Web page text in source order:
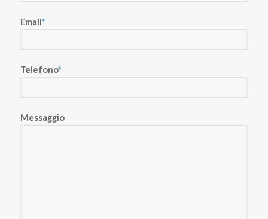
Email*
Telefono*
Messaggio